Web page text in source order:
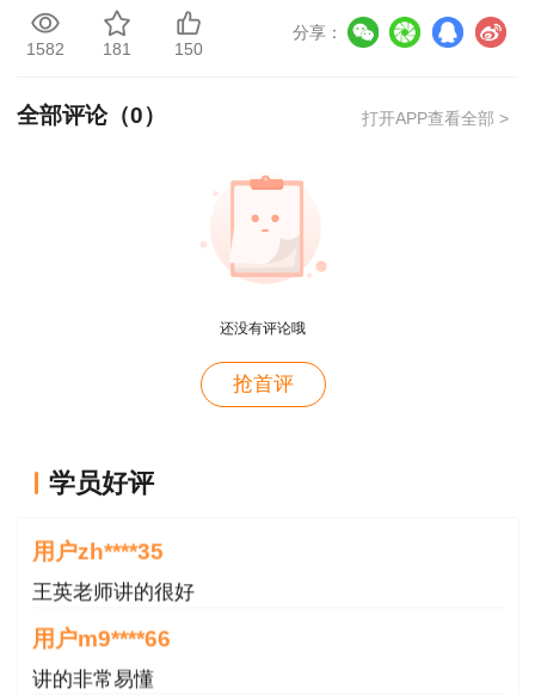
证明，该证明作为注册时增加执业专业类别的依
二、报名事项
凡符合《住房和城乡建设部、交通运输部、水
利部、人力资源和社会保障部关于印发〈造价工程
师职业资格制度规定〉〈造价工程师职业资格考试
实施办法〉的通知》（建人〔2018〕67号）和住
房和城乡建设部《关于造价工程师职业资格考试有
关工作的说明》规定条件的人员均可报名参加一级
造价工程师职业资格考试。
本考试报名证明事项推行告知承诺制。报考人
员应承诺本人已知晓证明事项名称、设定依据、证
明内容和材料、考试组织机构的核查权利与报考人
律责任等告知事项，已符合报考条件，填报的信息
真实、客观、愿意接受考试组织机构的核查、愿意
承担不实承诺的法律责任并接受处理。报考人员利
1582 181 150
分享：
全部评论（0） 打开APP查看全部 >
还没有评论哦
抢首评
学员好评
用户m1****68
用户zh****35
王英老师讲的很好
用户m9****66
讲的非常易懂